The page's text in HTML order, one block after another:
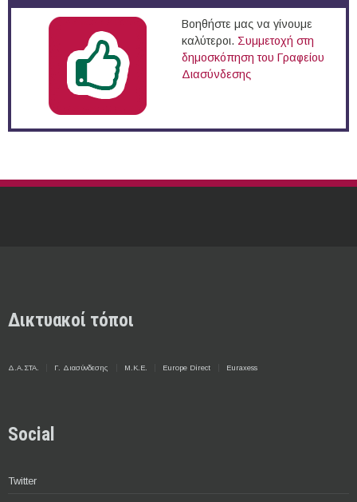
Βοηθήστε μας να γίνουμε
καλύτεροι. Συμμετοχή στη
δημοσκόπηση του Γραφείου
Διασύνδεσης
Δικτυακοί τόποι
Δ.Α.ΣΤΑ. Γ. Διασύνδεσης Μ.Κ.Ε. Europe Direct Euraxess
Social
Twitter